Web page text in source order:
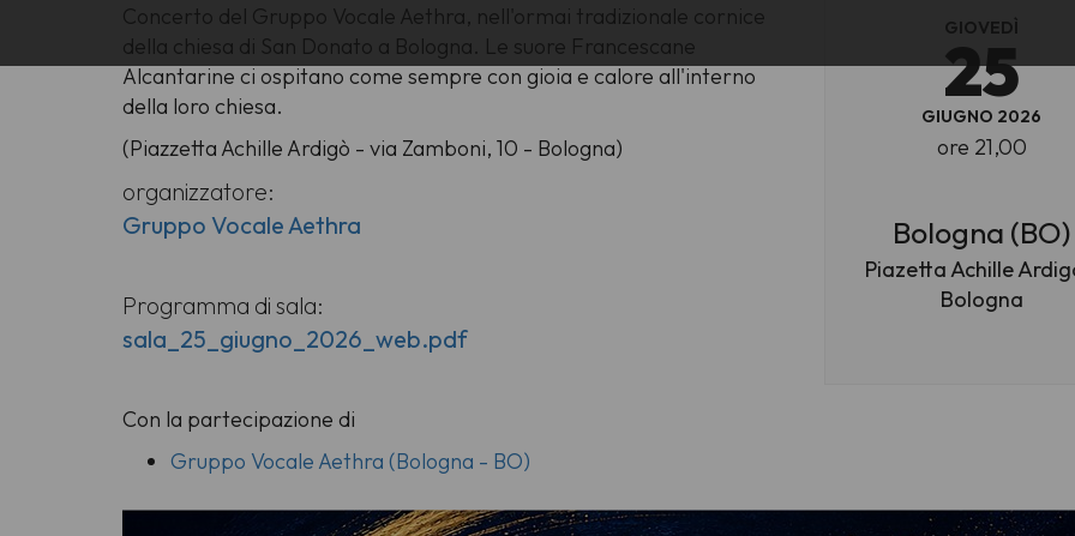
Concerto del Gruppo Vocale Aethra, nell'ormai tradizionale cornice
della chiesa di San Donato a Bologna. Le suore Francescane
Alcantarine ci ospitano come sempre con gioia e calore all'interno
della loro chiesa.
(Piazzetta Achille Ardigò - via Zamboni, 10 - Bologna)
organizzatore:
Gruppo Vocale Aethra
Programma di sala:
sala_25_giugno_2026_web.pdf
Con la partecipazione di
Gruppo Vocale Aethra (Bologna - BO)
GIOVEDÌ
25
GIUGNO 2026
ore 21,00
Bologna (BO)
Piazetta Achille
Bologna